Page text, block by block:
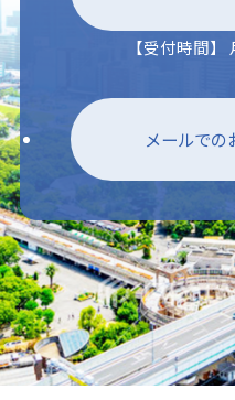
【受付時間】
メールでの